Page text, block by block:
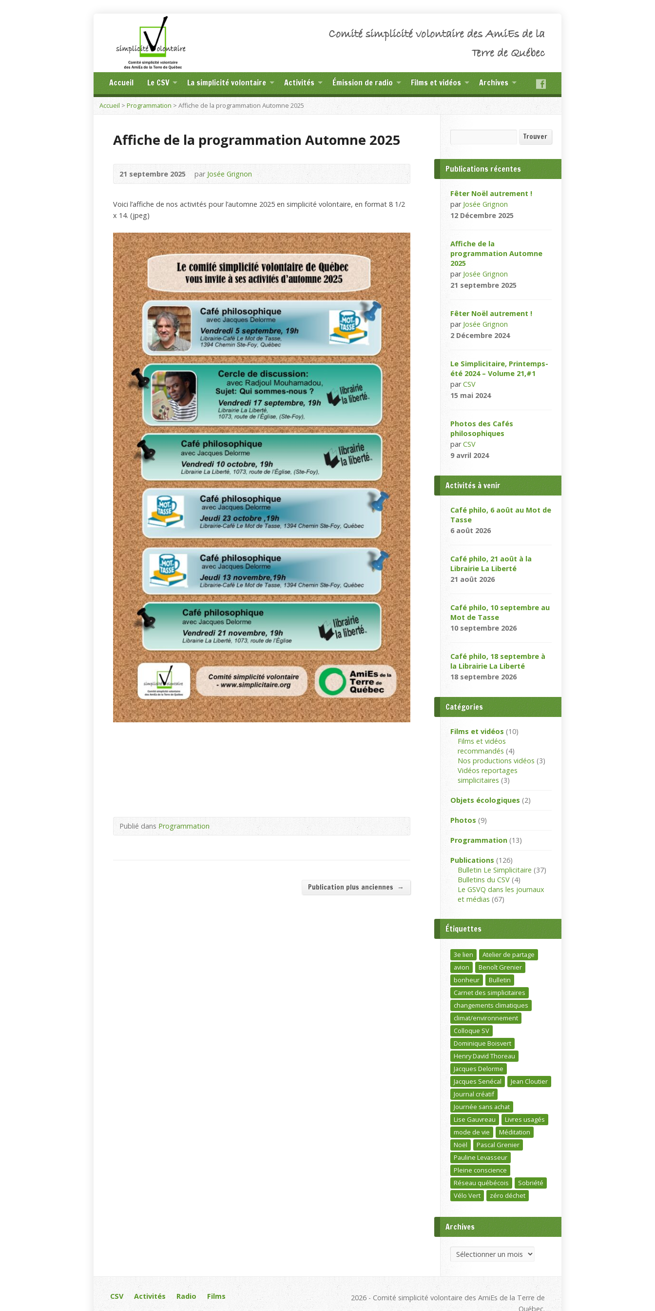
Comité simplicité volontaire des AmiEs de la
Terre de Québec
Accueil Le CSV La simplicité volontaire Activités Émission de radio Films et vidéos Archives
Accueil>Programmation > Affiche de la programmation Automne 2025
Affiche de la programmation Automne 2025
21 septembre 2025 parJosée Grignon
Voici l’affiche de nos activités pour l’automne 2025 en simplicité volontaire, en format 8 1/2
x 14. (jpeg)
Publié dansProgrammation
Publication plus anciennes →
Trouver
Publications récentes
Fêter Noël autrement !
par Josée Grignon
12 Décembre 2025
Affiche de la
programmation Automne
2025
par Josée Grignon
21 septembre 2025
Fêter Noël autrement !
par Josée Grignon
2 Décembre 2024
Le Simplicitaire, Printemps-
été 2024 – Volume 21,#1
parCSV
15 mai 2024
Photos des Cafés
philosophiques
parCSV
9 avril 2024
Activités à venir
Café philo, 6 août au Mot de
Tasse
6 août 2026
Café philo, 21 août à la
Librairie La Liberté
21 août 2026
Café philo, 10 septembre au
Mot de Tasse
10 septembre 2026
Café philo, 18 septembre à
la Librairie La Liberté
18 septembre 2026
Catégories
Films et vidéos (10)
Films et vidéos
recommandés (4)
Nos productions vidéos (3)
Vidéos reportages
simplicitaires (3)
Objets écologiques (2)
Photos (9)
Programmation (13)
Publications (126)
Bulletin Le Simplicitaire (37)
Bulletins du CSV (4)
Le GSVQ dans les journaux
et médias (67)
Étiquettes
3e lien
Atelier de partage
avion
Benoît Grenier
bonheur
Bulletin
Carnet des simplicitaires
changements climatiques
climat/environnement
Colloque SV
Dominique Boisvert
Henry David Thoreau
Jacques Delorme
Jacques Senécal
Jean Cloutier
Journal créatif
Journée sans achat
Lise Gauvreau
Livres usagés
mode de vie
Méditation
Noël
Pascal Grenier
Pauline Levasseur
Pleine conscience
Réseau québécois
Sobriété
Vélo Vert
zéro déchet
Archives
Archives
CSV Activités Radio Films
2026 - Comité simplicité volontaire des AmiEs de la Terre de
Québec.